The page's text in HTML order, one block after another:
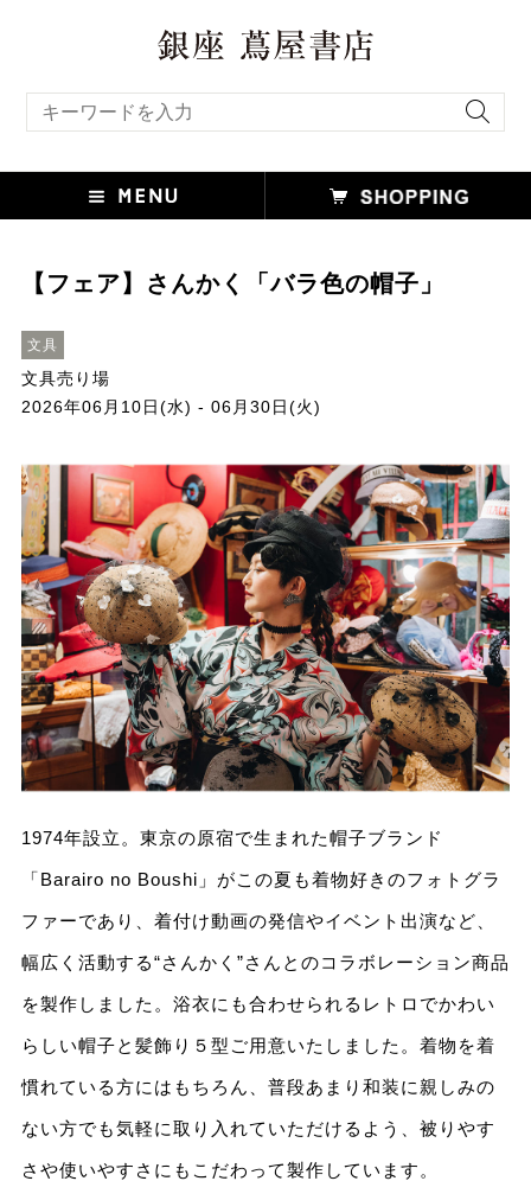
【フェア】さんかく「バラ色の帽子」
文具
文具売り場
2026年06月10日(水) - 06月30日(火)
1974年設立。東京の原宿で生まれた帽子ブランド
「Barairo no Boushi」がこの夏も着物好きのフォトグラ
ファーであり、着付け動画の発信やイベント出演など、
幅広く活動する“さんかく”さんとのコラボレーション商品
を製作しました。浴衣にも合わせられるレトロでかわい
らしい帽子と髪飾り５型ご用意いたしました。着物を着
慣れている⽅にはもちろん、普段あまり和装に親しみの
ない⽅でも気軽に取り⼊れていただけるよう、被りやす
さや使いやすさにもこだわって製作しています。